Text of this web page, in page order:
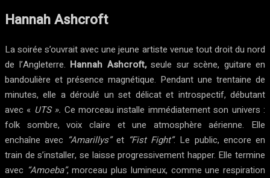
Hannah Ashcroft
La soirée s’ouvrait avec une jeune artiste venue tout droit du nord
de l’Angleterre. Hannah Ashcroft,seule sur scène, guitare en
bandoulière et présence magnétique. Pendant une trentaine de
minutes, elle a déroulé un set délicat et introspectif, débutant
avec « UTS ». Ce morceau installe immédiatement son univers :
folk sombre, voix claire et une atmosphère aérienne. Elle
enchaîne avec “Amarillys” et“Fist Fight”. Le public, encore en
train de s’installer, se laisse progressivement happer. Elle termine
avec “Amoeba”, morceau plus lumineux, comme une respiration